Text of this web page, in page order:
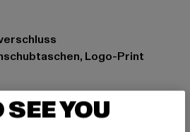
Logo-Print
SEE YOU